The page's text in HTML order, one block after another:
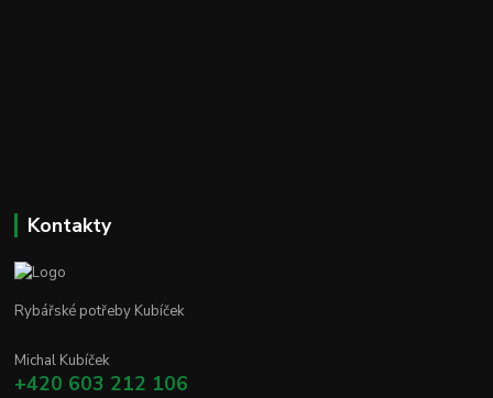
Kontakty
Rybářské potřeby Kubíček
Michal Kubíček
+420 603 212 106